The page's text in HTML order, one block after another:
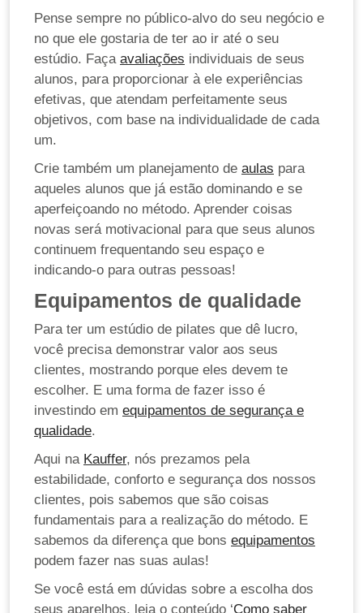
Pense sempre no público-alvo do seu negócio e
no que ele gostaria de ter ao ir até o seu
estúdio. Faça avaliações individuais de seus
alunos, para proporcionar à ele experiências
efetivas, que atendam perfeitamente seus
objetivos, com base na individualidade de cada
um.
Crie também um planejamento de aulas para
aqueles alunos que já estão dominando e se
aperfeiçoando no método. Aprender coisas
novas será motivacional para que seus alunos
continuem frequentando seu espaço e
indicando-o para outras pessoas!
Equipamentos de qualidade
Para ter um estúdio de pilates que dê lucro,
você precisa demonstrar valor aos seus
clientes, mostrando porque eles devem te
escolher. E uma forma de fazer isso é
investindo em equipamentos de segurança e
qualidade.
Aqui na Kauffer, nós prezamos pela
estabilidade, conforto e segurança dos nossos
clientes, pois sabemos que são coisas
fundamentais para a realização do método. E
sabemos da diferença que bons equipamentos
podem fazer nas suas aulas!
Se você está em dúvidas sobre a escolha dos
seus aparelhos, leia o conteúdo ‘Como saber